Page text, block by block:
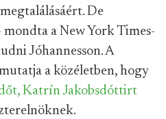
De
mondta a New York Times-
Jóhannesson. A
a közéletben, hogy
Katrín Jakobsdóttirt